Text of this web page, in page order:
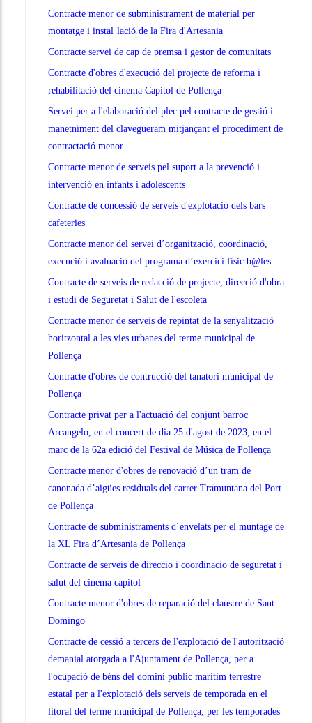
Contracte menor de subministrament de material per
montatge i instal·lació de la Fira d'Artesania
Contracte servei de cap de premsa i gestor de comunitats
Contracte d'obres d'execució del projecte de reforma i
rehabilitació del cinema Capitol de Pollença
Servei per a l'elaboració del plec pel contracte de gestió i
manetniment del clavegueram mitjançant el procediment de
contractació menor
Contracte menor de serveis pel suport a la prevenció i
intervenció en infants i adolescents
Contracte de concessió de serveis d'explotació dels bars
cafeteries
Contracte menor del servei d’organització, coordinació,
execució i avaluació del programa d’exercici físic b@les
Contracte de serveis de redacció de projecte, direcció d'obra
i estudi de Seguretat i Salut de l'escoleta
Contracte menor de serveis de repintat de la senyalització
horitzontal a les vies urbanes del terme municipal de
Pollença
Contracte d'obres de contrucció del tanatori municipal de
Pollença
Contracte privat per a l'actuació del conjunt barroc
Arcangelo, en el concert de dia 25 d'agost de 2023, en el
marc de la 62a edició del Festival de Música de Pollença
Contracte menor d'obres de renovació d’un tram de
canonada d’aigües residuals del carrer Tramuntana del Port
de Pollença
Contracte de subministraments d´envelats per el muntage de
la XL Fira d´Artesania de Pollença
Contracte de serveis de direccio i coordinacio de seguretat i
salut del cinema capitol
Contracte menor d'obres de reparació del claustre de Sant
Domingo
Contracte de cessió a tercers de l'explotació de l'autorització
demanial atorgada a l'Ajuntament de Pollença, per a
l'ocupació de béns del domini públic marítim terrestre
estatal per a l'explotació dels serveis de temporada en el
litoral del terme municipal de Pollença, per les temporades